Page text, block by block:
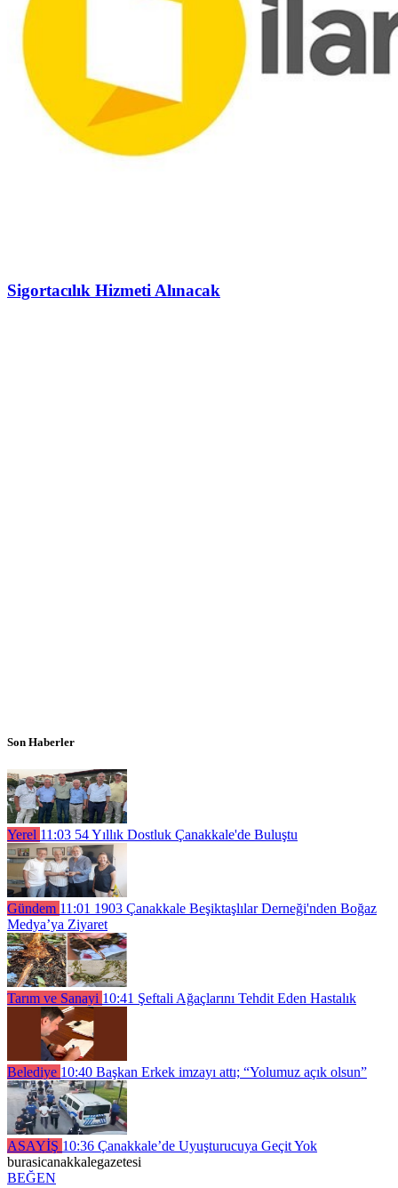
Sigortacılık Hizmeti Alınacak
Son Haberler
Yerel 11:03 54 Yıllık Dostluk Çanakkale'de Buluştu
Gündem 11:01 1903 Çanakkale Beşiktaşlılar Derneği'nden Boğaz
Medya’ya Ziyaret
Tarım ve Sanayi 10:41 Şeftali Ağaçlarını Tehdit Eden Hastalık
Belediye 10:40 Başkan Erkek imzayı attı; “Yolumuz açık olsun”
ASAYİŞ 10:36 Çanakkale’de Uyuşturucuya Geçit Yok
burasicanakkalegazetesi
BEĞEN